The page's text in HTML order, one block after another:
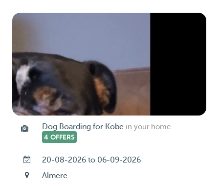
Dog Boarding for Kobe in your home
4 OFFERS
20-08-2026 to 06-09-2026
Almere